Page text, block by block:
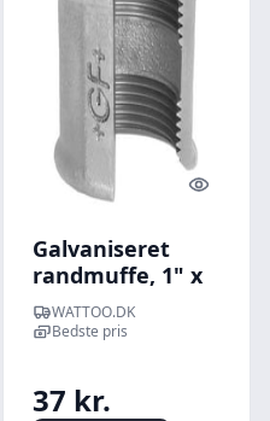
Quick
Galvaniseret
randmuffe, 1" x
1"WATTOO.DK
Bedste pris
37 kr.